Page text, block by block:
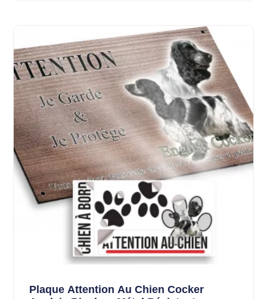
Plaque Attention Au Chien Cocker